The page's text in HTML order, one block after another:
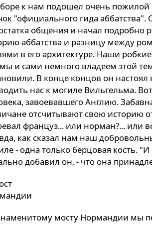
к нам подошел очень
"официального гида аббатства".
общения и начал подробно
аббатства и разницу между
в его архитектуре. Наши
и сами немного владеем этой
В конце концов он
нас к могиле Вильгельма.
завоевавшего Англию.
отсчитывают свою историю
француз... или норман?... или
как сказал нам наш
- одна только берцовая кость.
добавил он, - что она
мосту Нормандии мы